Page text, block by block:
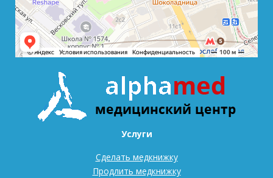
Услуги
Сделать медкнижку
Продлить медкнижку